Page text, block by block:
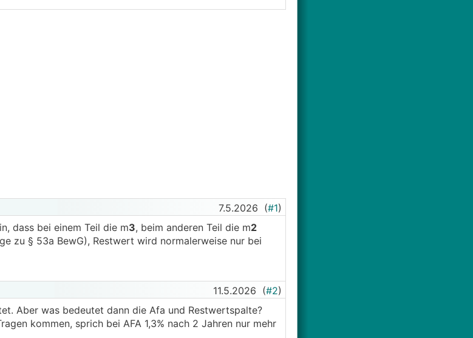
7.5.2026 (#1)
dass bei einem Teil die m3, beim anderen Teil die m2
zu § 53a BewG), Restwert wird normalerweise nur bei
11.5.2026 (#2)
Aber was bedeutet dann die Afa und Restwertspalte?
kommen, sprich bei AFA 1,3% nach 2 Jahren nur mehr